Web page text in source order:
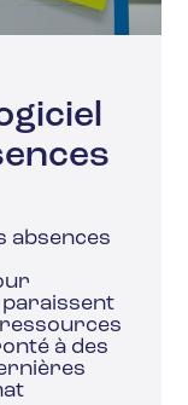
absences
paraissent
ressources
à des